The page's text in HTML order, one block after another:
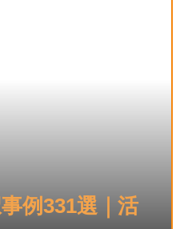
例331選｜活